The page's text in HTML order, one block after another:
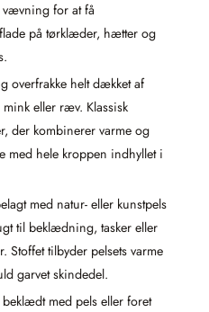
vævning for at få
på tørklæder, hætter og
overfrakke helt dækket af
eller ræv. Klassisk
der kombinerer varme og
med hele kroppen indhyllet i
med natur- eller kunstpels
til beklædning, tasker eller
Stoffet tilbyder pelsets varme
garvet skindedel.
beklædt med pels eller foret